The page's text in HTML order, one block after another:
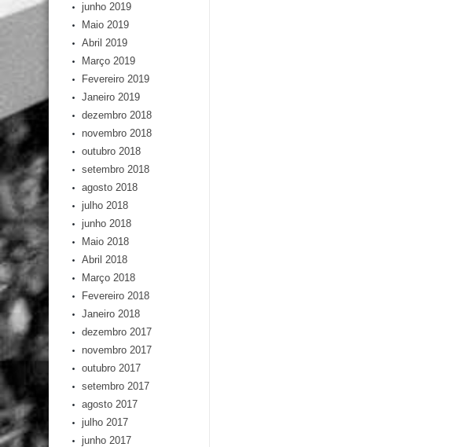
junho 2019
Maio 2019
Abril 2019
Março 2019
Fevereiro 2019
Janeiro 2019
dezembro 2018
novembro 2018
outubro 2018
setembro 2018
agosto 2018
julho 2018
junho 2018
Maio 2018
Abril 2018
Março 2018
Fevereiro 2018
Janeiro 2018
dezembro 2017
novembro 2017
outubro 2017
setembro 2017
agosto 2017
julho 2017
junho 2017